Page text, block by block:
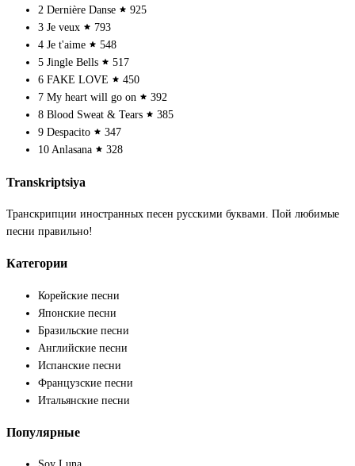
2 Dernière Danse
925
3 Je veux
793
4 Je t'aime
548
5 Jingle Bells
517
6 FAKE LOVE
450
7 My heart will go on
392
8 Blood Sweat & Tears
385
9 Despacito
347
10 Anlasana 328
Transkriptsiya
Транскрипции иностранных песен русскими буквами. Пой любимые
песни правильно!
Категории
Корейские песни
Японские песни
Бразильские песни
Английские песни
Испанские песни
Французские песни
Итальянские песни
Популярные